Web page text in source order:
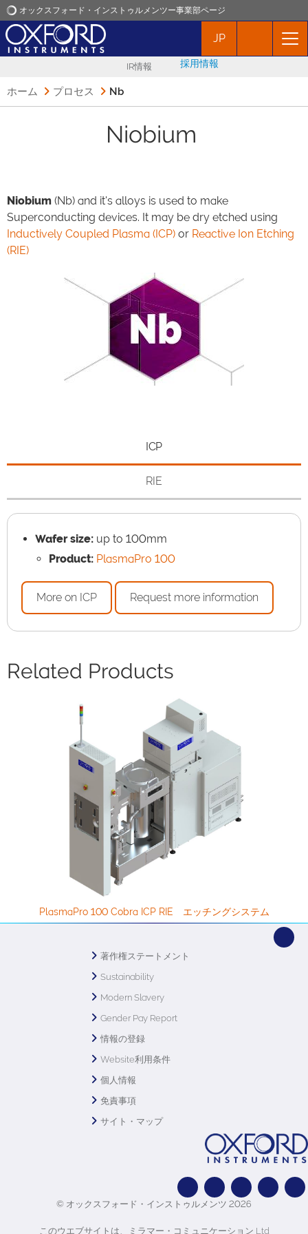
オックスフォード・インストゥルメンツー事業部ページ
オックスフォード・インストゥルメンツ
イベント
JP
IR情報 採用情報
ホーム プロセス Nb
Niobium
Niobium (Nb) and it's alloys is used to make
Superconducting devices. It may be dry etched using
Inductively Coupled Plasma (ICP) or Reactive Ion Etching
(RIE)
ICP
RIE
Wafer size: up to 100mm
Product: PlasmaPro 100
More on ICP Request more information
Related Products
PlasmaPro 100 Cobra ICP RIE エッチングシステム
著作権ステートメント
Sustainability
Modern Slavery
Gender Pay Report
情報の登録
Website利用条件
個人情報
免責事項
サイト・マップ
© オックスフォード・インストゥルメンツ 2026
このウエブサイトは、ミラマー・コミュニケーション Ltd